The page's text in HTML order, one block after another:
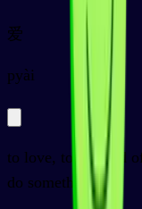
爱
pyài
to love, to be fond
do something)